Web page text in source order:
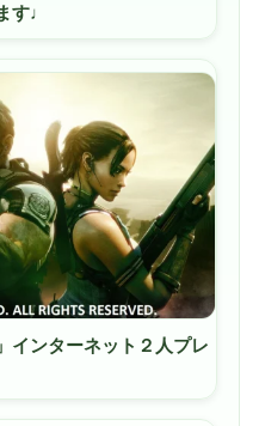
す♩
インターネット２人プレ